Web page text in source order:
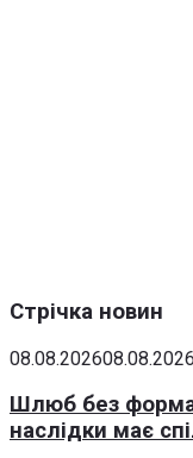
Стрічка новин
08.08.202608.08.2026
Шлюб без
наслідки має